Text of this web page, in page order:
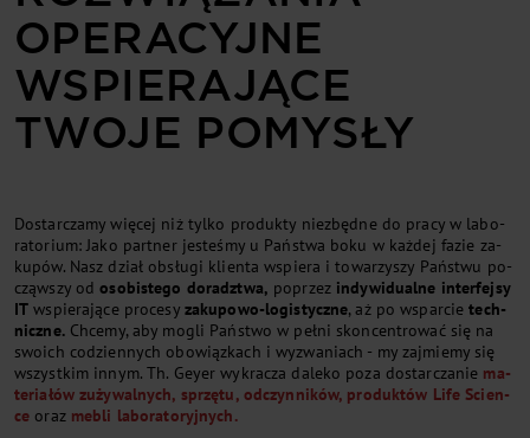
OPERACYJNE
WSPIERAJĄCE
TWOJE POMYSŁY
Do­star­cza­my wię­cej niż tyl­ko pro­duk­ty nie­zbęd­ne do pra­cy w la­bo­
ra­to­rium: Ja­ko part­ner je­ste­śmy u Pań­stwa bo­ku w każ­dej fa­zie za­
ku­pów. Na­sz dział ob­słu­gi klien­ta wspie­ra i to­wa­rzy­szy Pań­stwu po­
cząw­szy odoso­bi­ste­go do­radz­twa, po­przez in­dy­wi­du­al­ne in­ter­fej­sy
IT wspie­ra­ją­ce pro­ce­sy za­ku­po­wo-lo­gi­stycz­ne, aż po wspar­cietech­
nicz­ne.Chce­my, aby mo­gli Pań­stwo w peł­ni skon­cen­tro­wać się na
swo­ich co­dzien­ny­ch obo­wiąz­ka­ch i wy­zwa­nia­ch - my zaj­mie­my się
wszyst­kim in­nym. Th. Gey­er wy­kra­cza da­le­ko po­za do­star­cza­nie ma­
te­ria­łów zu­ży­wal­ny­ch, sprzę­tu,od­czyn­ni­ków, pro­duk­tów Li­fe Scien­
ce oraz me­bli la­bo­ra­to­ryj­ny­ch.